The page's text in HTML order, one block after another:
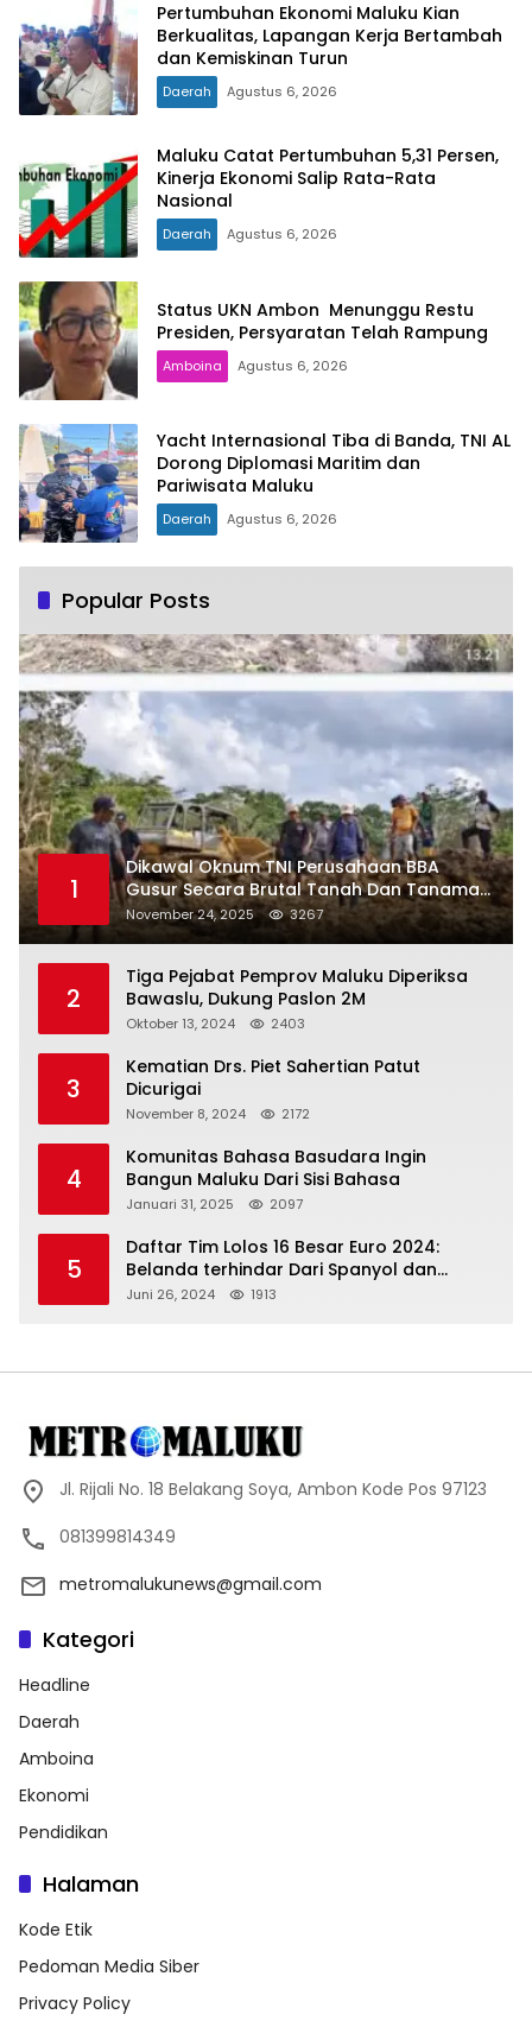
Pertumbuhan Ekonomi Maluku Kian
Berkualitas, Lapangan Kerja Bertambah
dan Kemiskinan Turun
Daerah Agustus 6, 2026
Maluku Catat Pertumbuhan 5,31 Persen,
Kinerja Ekonomi Salip Rata-Rata
Nasional
Daerah Agustus 6, 2026
Status UKN Ambon Menunggu Restu
Presiden, Persyaratan Telah Rampung
Amboina Agustus 6, 2026
Yacht Internasional Tiba di Banda, TNI AL
Dorong Diplomasi Maritim dan
Pariwisata Maluku
Daerah Agustus 6, 2026
Popular Posts
1
Dikawal Oknum TNI Perusahaan BBA
Gusur Secara Brutal Tanah Dan Tanaman
Warga, Akademisi Unpatti Minta Pangdam
Tertibkan Anggotanya
November 24, 2025 3267
2
Tiga Pejabat Pemprov Maluku Diperiksa
Bawaslu, Dukung Paslon 2M
Oktober 13, 2024 2403
3
Kematian Drs. Piet Sahertian Patut
Dicurigai
November 8, 2024 2172
4
Komunitas Bahasa Basudara Ingin
Bangun Maluku Dari Sisi Bahasa
Januari 31, 2025 2097
5
Daftar Tim Lolos 16 Besar Euro 2024:
Belanda terhindar Dari Spanyol dan
Ingriss, Prancis Bertemu Belgia
Juni 26, 2024 1913
Jl. Rijali No. 18 Belakang Soya, Ambon Kode Pos 97123
081399814349
metromalukunews@gmail.com
Kategori
Headline
Daerah
Amboina
Ekonomi
Pendidikan
Halaman
Kode Etik
Pedoman Media Siber
Privacy Policy